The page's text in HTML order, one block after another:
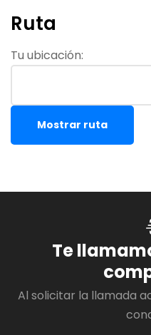
Ruta
Tu ubicación:
Te
Al solicitar la llamada